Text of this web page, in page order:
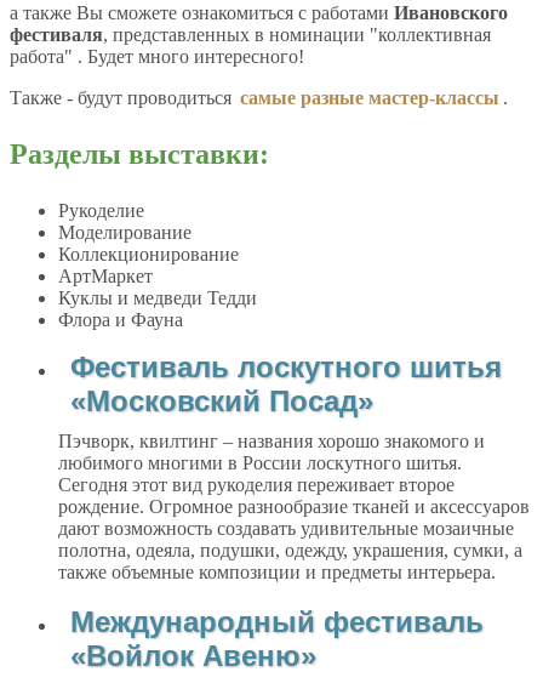
а также Вы сможете ознакомиться с работами Ивановского
фестиваля, представленных в номинации "коллективная
работа" . Будет много интересного!
Также - будут проводиться самые разные мастер-классы .
Разделы выставки:
Рукоделие
Моделирование
Коллекционирование
АртМаркет
Куклы и медведи Тедди
Флора и Фауна
Фестиваль лоскутного шитья
«Московский Посад»
Пэчворк, квилтинг – названия хорошо знакомого и
любимого многими в России лоскутного шитья.
Сегодня этот вид рукоделия переживает второе
рождение. Огромное разнообразие тканей и аксессуаров
дают возможность создавать удивительные мозаичные
полотна, одеяла, подушки, одежду, украшения, сумки, а
также объемные композиции и предметы интерьера.
Международный фестиваль
«Войлок Авеню»